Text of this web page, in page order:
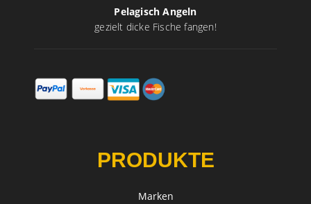
Pelagisch Angeln
gezielt dicke Fische fangen!
PRODUKTE
Marken